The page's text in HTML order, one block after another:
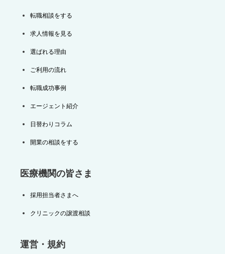
転職相談をする
求人情報を見る
選ばれる理由
ご利用の流れ
転職成功事例
エージェント紹介
日替わりコラム
開業の相談をする
医療機関の皆さま
採用担当者さまへ
クリニックの譲渡相談
運営・規約